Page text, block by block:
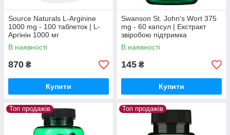
Source Naturals L-Arginine
1000 mg - 100 таблеток | L-
Аргінін 1000 мг
В наявності
870 ₴
Купити
Swanson St. John's Wort 375
mg - 60 капсул | Екстракт
звіробою підтримка
емоційного балансу та
доброго самопочуття
В наявності
145 ₴
Купити
Топ продажів Топ продажів